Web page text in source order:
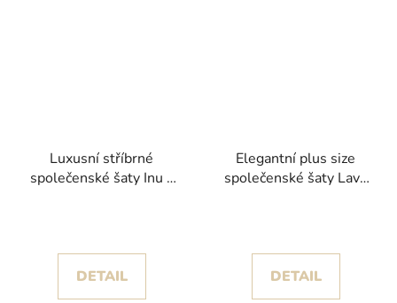
Luxusní stříbrné
společenské šaty Inu s
DETAIL
Elegantní plus size
společenské šaty Lava
DETAIL